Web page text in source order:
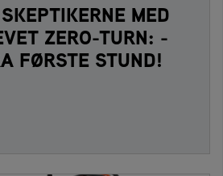
MED
ZERO-TURN: -
FØRSTE STUND!